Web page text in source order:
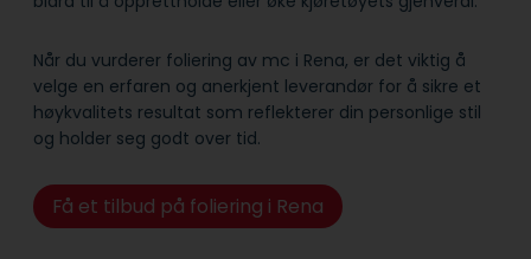
Når du vurderer foliering av mc i Rena, er det viktig å
velge en erfaren og anerkjent leverandør for å sikre et
høykvalitets resultat som reflekterer din personlige stil
og holder seg godt over tid.
Få et tilbud på foliering i Rena